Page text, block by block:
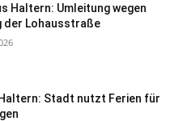
Haltern: Umleitung wegen
der Lohausstraße
Stadt nutzt Ferien für